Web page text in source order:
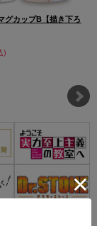
グカップB【描き下ろ
)